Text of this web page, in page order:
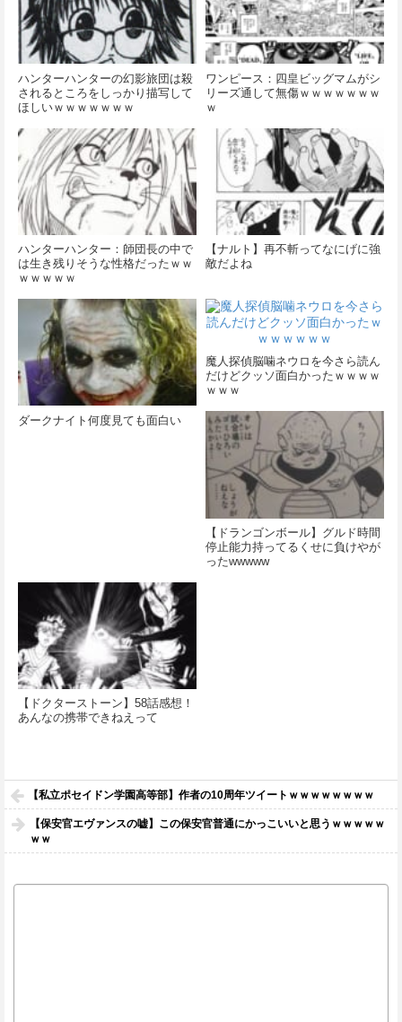
ハンターハンターの幻影旅団は殺
されるところをしっかり描写して
ほしいｗｗｗｗｗｗｗ
ワンピース：四皇ビッグマムがシ
リーズ通して無傷ｗｗｗｗｗｗｗ
ｗ
ハンターハンター：師団長の中で
は生き残りそうな性格だったｗｗ
ｗｗｗｗｗ
【ナルト】再不斬ってなにげに強
敵だよね
ダークナイト何度見ても面白い
魔人探偵脳噛ネウロを今さら読ん
だけどクッソ面白かったｗｗｗｗ
ｗｗｗ
【ドランゴンボール】グルド時間
停止能力持ってるくせに負けやが
ったwwwww
【ドクターストーン】58話感想！
あんなの携帯できねえって
【私立ポセイドン学園高等部】作者の10周年ツイートｗｗｗｗｗｗｗｗ
【保安官エヴァンスの嘘】この保安官普通にかっこいいと思うｗｗｗｗｗ
ｗｗ